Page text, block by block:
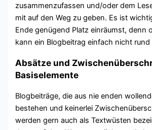
zusammenzufassen und/oder dem
mit auf den Weg zu geben. Es ist
Ende genügend Platz einräumst, denn
kann ein Blogbeitrag einfach nicht rund
Absätze und
Basiselemente
Blogbeiträge, die aus nie enden
bestehen und keinerlei
werden gern auch als Textwüsten